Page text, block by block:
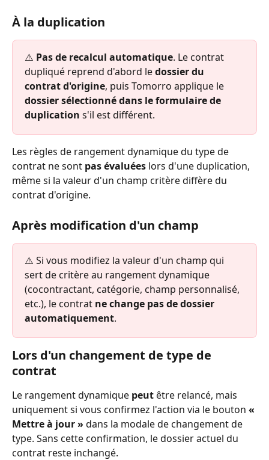
À la duplication
⚠️ Pas de recalcul automatique. Le contrat
dupliqué reprend d'abord le dossier du
contrat d'origine, puis Tomorro applique le
dossier sélectionné dans le formulaire de
duplication s'il est différent.
Les règles de rangement dynamique du type de
contrat ne sont pas évaluées lors d'une duplication,
même si la valeur d'un champ critère diffère du
contrat d'origine.
Après modification d'un champ
⚠️ Si vous modifiez la valeur d'un champ qui
sert de critère au rangement dynamique
(cocontractant, catégorie, champ personnalisé,
etc.), le contrat ne change pas de dossier
automatiquement.
Lors d'un changement de type de
contrat
Le rangement dynamique peut être relancé, mais
uniquement si vous confirmez l'action via le bouton «
Mettre à jour » dans la modale de changement de
type. Sans cette confirmation, le dossier actuel du
contrat reste inchangé.